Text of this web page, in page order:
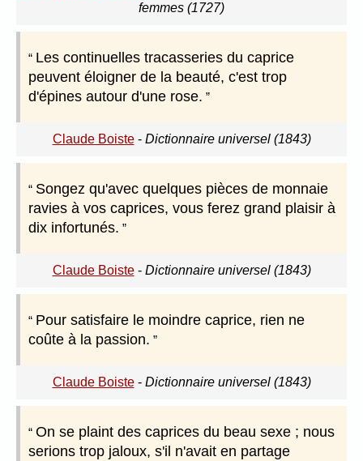
femmes (1727)
Les continuelles tracasseries du caprice
peuvent éloigner de la beauté, c'est trop
d'épines autour d'une rose.
Claude Boiste- Dictionnaire universel (1843)
Songez qu'avec quelques pièces de monnaie
ravies à vos caprices, vous ferez grand plaisir à
dix infortunés.
Claude Boiste- Dictionnaire universel (1843)
Pour satisfaire le moindre caprice, rien ne
coûte à la passion.
Claude Boiste- Dictionnaire universel (1843)
On se plaint des caprices du beau sexe ; nous
serions trop jaloux, s'il n'avait en partage